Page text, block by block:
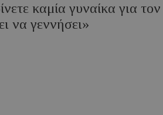
καμία γυναίκα για
να γεννήσει»